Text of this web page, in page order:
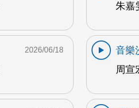
朱嘉
2026/06/18
音樂
周宣